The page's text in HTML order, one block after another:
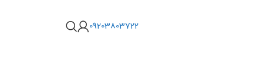
09203803722